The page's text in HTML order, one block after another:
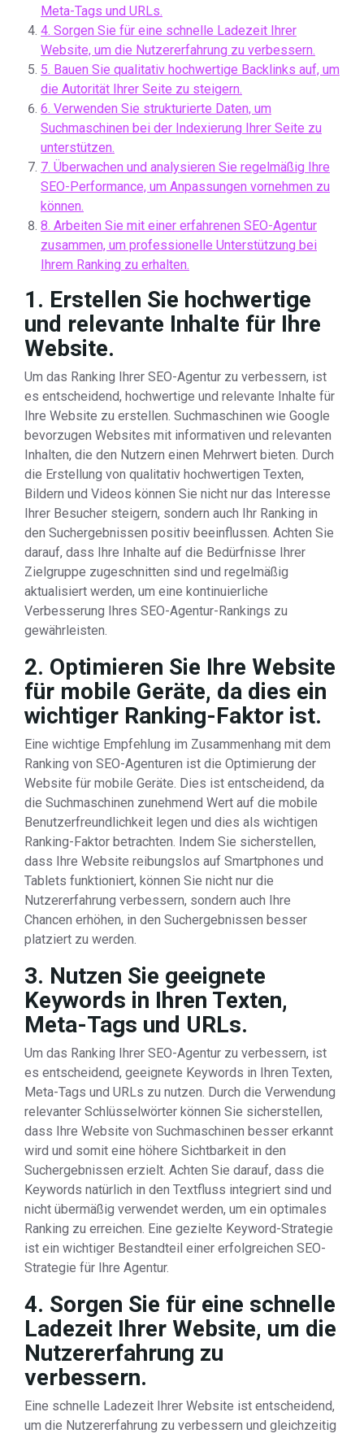
Meta-Tags und URLs.
4. Sorgen Sie für eine schnelle Ladezeit Ihrer
Website, um die Nutzererfahrung zu verbessern.
5. Bauen Sie qualitativ hochwertige Backlinks auf, um
die Autorität Ihrer Seite zu steigern.
6. Verwenden Sie strukturierte Daten, um
Suchmaschinen bei der Indexierung Ihrer Seite zu
unterstützen.
7. Überwachen und analysieren Sie regelmäßig Ihre
SEO-Performance, um Anpassungen vornehmen zu
können.
8. Arbeiten Sie mit einer erfahrenen SEO-Agentur
zusammen, um professionelle Unterstützung bei
Ihrem Ranking zu erhalten.
1. Erstellen Sie hochwertige
und relevante Inhalte für Ihre
Website.
Um das Ranking Ihrer SEO-Agentur zu verbessern, ist
es entscheidend, hochwertige und relevante Inhalte für
Ihre Website zu erstellen. Suchmaschinen wie Google
bevorzugen Websites mit informativen und relevanten
Inhalten, die den Nutzern einen Mehrwert bieten. Durch
die Erstellung von qualitativ hochwertigen Texten,
Bildern und Videos können Sie nicht nur das Interesse
Ihrer Besucher steigern, sondern auch Ihr Ranking in
den Suchergebnissen positiv beeinflussen. Achten Sie
darauf, dass Ihre Inhalte auf die Bedürfnisse Ihrer
Zielgruppe zugeschnitten sind und regelmäßig
aktualisiert werden, um eine kontinuierliche
Verbesserung Ihres SEO-Agentur-Rankings zu
gewährleisten.
2. Optimieren Sie Ihre Website
für mobile Geräte, da dies ein
wichtiger Ranking-Faktor ist.
Eine wichtige Empfehlung im Zusammenhang mit dem
Ranking von SEO-Agenturen ist die Optimierung der
Website für mobile Geräte. Dies ist entscheidend, da
die Suchmaschinen zunehmend Wert auf die mobile
Benutzerfreundlichkeit legen und dies als wichtigen
Ranking-Faktor betrachten. Indem Sie sicherstellen,
dass Ihre Website reibungslos auf Smartphones und
Tablets funktioniert, können Sie nicht nur die
Nutzererfahrung verbessern, sondern auch Ihre
Chancen erhöhen, in den Suchergebnissen besser
platziert zu werden.
3. Nutzen Sie geeignete
Keywords in Ihren Texten,
Meta-Tags und URLs.
Um das Ranking Ihrer SEO-Agentur zu verbessern, ist
es entscheidend, geeignete Keywords in Ihren Texten,
Meta-Tags und URLs zu nutzen. Durch die Verwendung
relevanter Schlüsselwörter können Sie sicherstellen,
dass Ihre Website von Suchmaschinen besser erkannt
wird und somit eine höhere Sichtbarkeit in den
Suchergebnissen erzielt. Achten Sie darauf, dass die
Keywords natürlich in den Textfluss integriert sind und
nicht übermäßig verwendet werden, um ein optimales
Ranking zu erreichen. Eine gezielte Keyword-Strategie
ist ein wichtiger Bestandteil einer erfolgreichen SEO-
Strategie für Ihre Agentur.
4. Sorgen Sie für eine schnelle
Ladezeit Ihrer Website, um die
Nutzererfahrung zu
verbessern.
Eine schnelle Ladezeit Ihrer Website ist entscheidend,
um die Nutzererfahrung zu verbessern und gleichzeitig